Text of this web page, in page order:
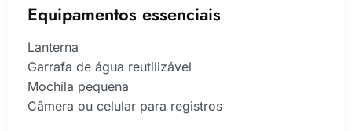
Equipamentos essenciais
Lanterna
Garrafa de água reutilizável
Mochila pequena
Câmera ou celular para registros